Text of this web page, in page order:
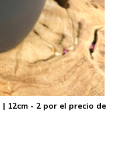
12cm - 2 por el precio de